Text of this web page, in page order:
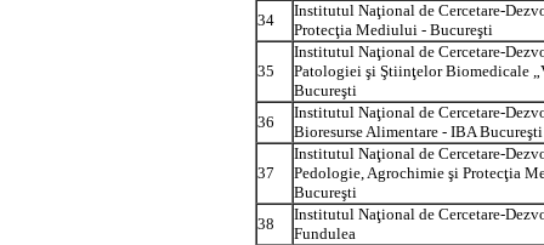
34
Institutul Naţional de Cercetare-
Protecţia Mediului - Bucureşti
35
Institutul Naţional de Cercetare-
Patologiei şi Ştiinţelor Biomedicale
Bucureşti
36
Institutul Naţional de Cercetare-
Bioresurse Alimentare - IBA Bucureşti
37
Institutul Naţional de Cercetare-
Pedologie, Agrochimie şi Protecţia
Bucureşti
38
Institutul Naţional de Cercetare-
Fundulea